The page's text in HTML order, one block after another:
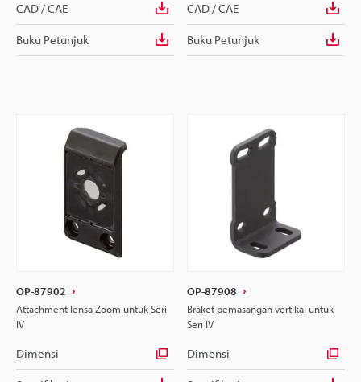
CAD / CAE
Buku Petunjuk
CAD / CAE
Buku Petunjuk
OP-87902
Attachment lensa Zoom untuk Seri
IV
Dimensi
OP-87908
Braket pemasangan vertikal untuk
Seri IV
Dimensi